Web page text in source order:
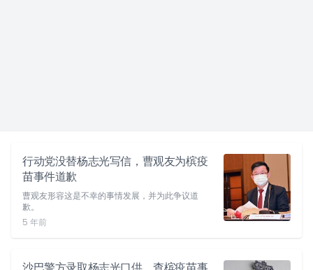
行动党没替杨志光写信，曹观友为槟疫
苗事件道歉
曹观友形容这是不幸的事情发展，并为此争议道
歉。
5 年前